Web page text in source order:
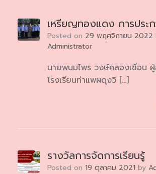
เหรียญทองแดง การประ
Posted on 29 พฤศจิกายน 2022
Administrator
นายพนมไพร วงษ์คลองเขื่อน
โรงเรียนท่าแพผดุงวิ […]
รางวัลการจัดการเรียนรู้
Posted on 19 ตุลาคม 2021 by